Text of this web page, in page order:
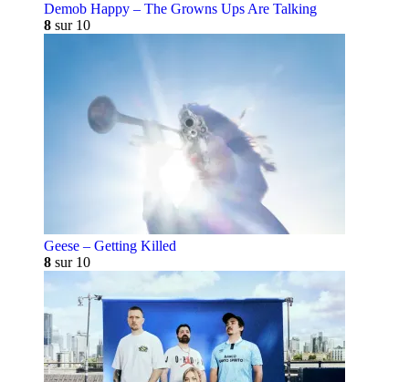
Demob Happy – The Growns Ups Are Talking
8 sur 10
Geese – Getting Killed
8 sur 10